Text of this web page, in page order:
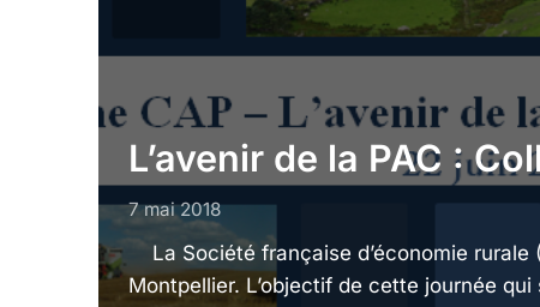
L’avenir de la PAC :
7 mai 2018
La Société française d’économie rurale
Montpellier. L’objectif de cette journée